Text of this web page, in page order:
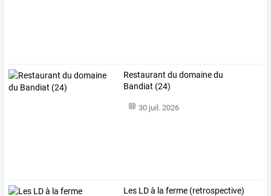
Restaurant du domaine du
Bandiat (24)
30 juil. 2026
Les LD à la ferme (retrospective)